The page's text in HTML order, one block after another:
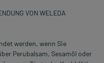
VON WELEDA
werden, wenn Sie
Perubalsam, Sesamöl oder